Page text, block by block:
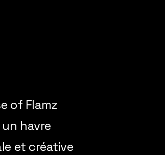
of Flamz
havre
et créative